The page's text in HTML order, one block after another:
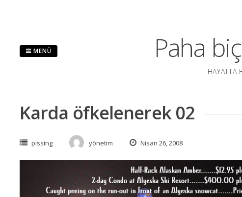
Paha
HAYATTA
MENÜ
Karda öfkelenerek 02
pissing yönetim Nisan 26, 2008